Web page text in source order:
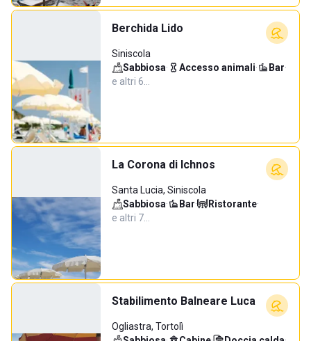
Berchida Lido
Siniscola
Sabbiosa· Accesso animali· Bar·
e altri 6…
La Corona di Ichnos
Santa Lucia, Siniscola
Sabbiosa· Bar· Ristorante·
e altri 7…
Stabilimento Balneare Luca
Ogliastra, Tortolì